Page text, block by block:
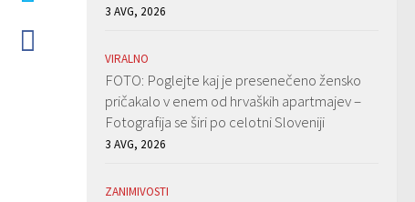
3 AVG, 2026
VIRALNO
FOTO: Poglejte kaj je presenečeno žensko
pričakalo v enem od hrvaških apartmajev –
Fotografija se širi po celotni Sloveniji
3 AVG, 2026
ZANIMIVOSTI